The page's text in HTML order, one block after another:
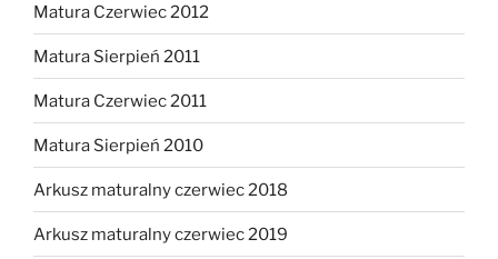
Matura Czerwiec 2012
Matura Sierpień 2011
Matura Czerwiec 2011
Matura Sierpień 2010
Arkusz maturalny czerwiec 2018
Arkusz maturalny czerwiec 2019